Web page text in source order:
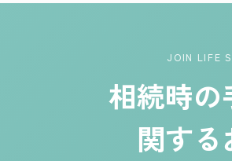
JOIN LIFE
相続時の
関する